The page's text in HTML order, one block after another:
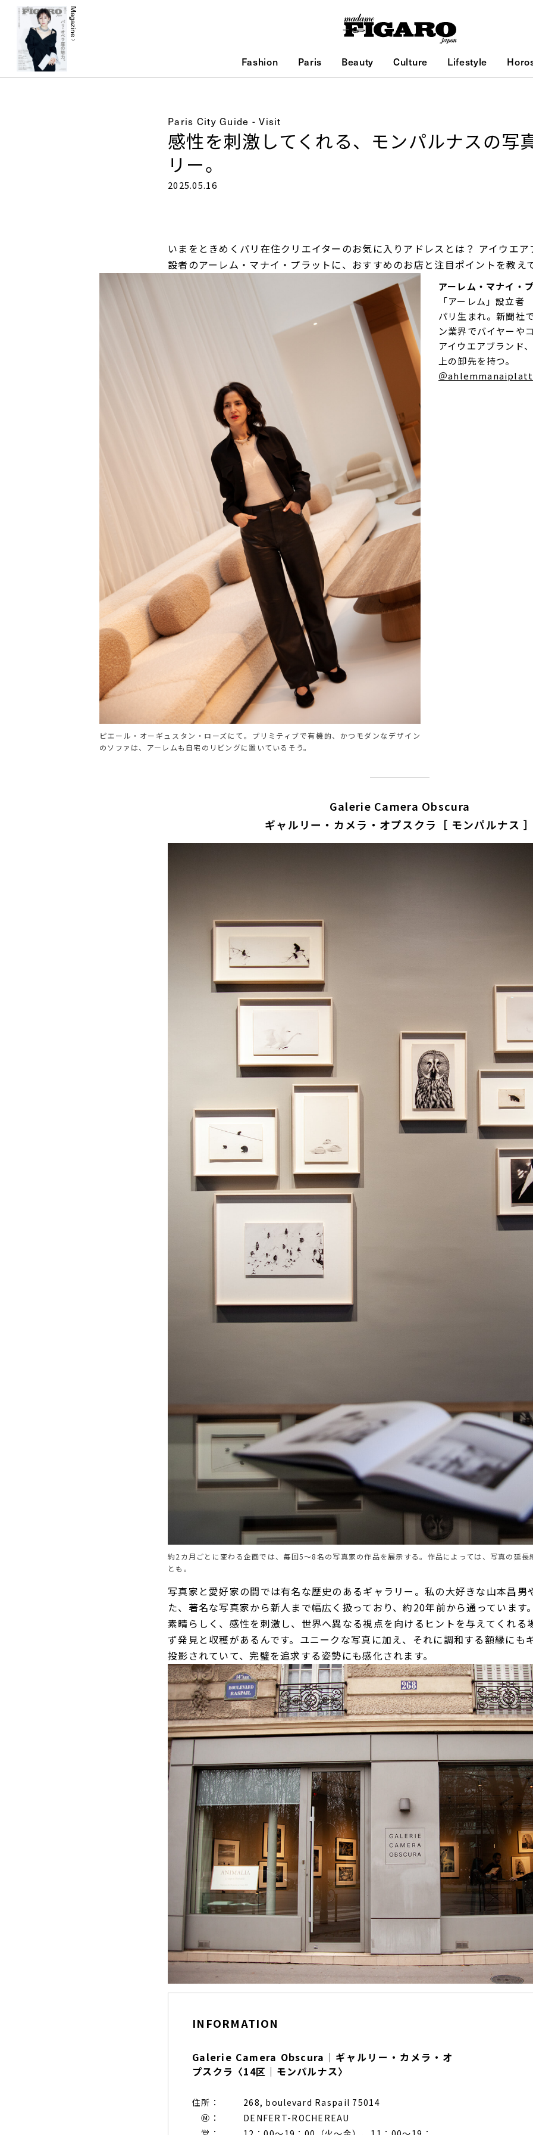
Magazine
Fashion Paris Beauty Culture Lifestyle
Paris City Guide - Visit
感性を刺激してくれる、モンパルナスの写
リー。
2025.05.16
いまをときめくパリ在住クリエイターのお気に入りアドレスとは？ アイウエ
設者のアーレム・マナイ・プラットに、おすすめのお店と注目ポイントを教え
アーレム・マナイ
「アーレム」設立者
パリ生まれ。新聞社
ン業界でバイヤーや
アイウエアブランド
上の卸先を持つ。
＠ahlemmanaiplatt
ピエール・オーギュスタン・ローズにて。プリミティブで有機的、かつモダンなデザイン
のソファは、アーレムも自宅のリビングに置いているそう。
Galerie Camera Obscura
ギャルリー・カメラ・オプスクラ［ モンパルナス
約2カ月ごとに変わる企画では、毎回5～8名の写真家の作品を展示する。作品によっては、写真の延長
とも。
写真家と愛好家の間では有名な歴史のあるギャラリー。私の大好きな山本昌男
た、著名な写真家から新人まで幅広く扱っており、約20年前から通っています
素晴らしく、感性を刺激し、世界へ異なる視点を向けるヒントを与えてくれる
ず発見と収穫があるんです。ユニークな写真に加え、それに調和する額縁にも
投影されていて、完璧を追求する姿勢にも感化されます。
INFORMATION
Galerie Camera Obscura｜ギャルリー・カメラ・オ
プスクラ〈14区｜モンパルナス〉
住所：
268, boulevard Raspail 75014
Ⓜ：
DENFERT-ROCHEREAU